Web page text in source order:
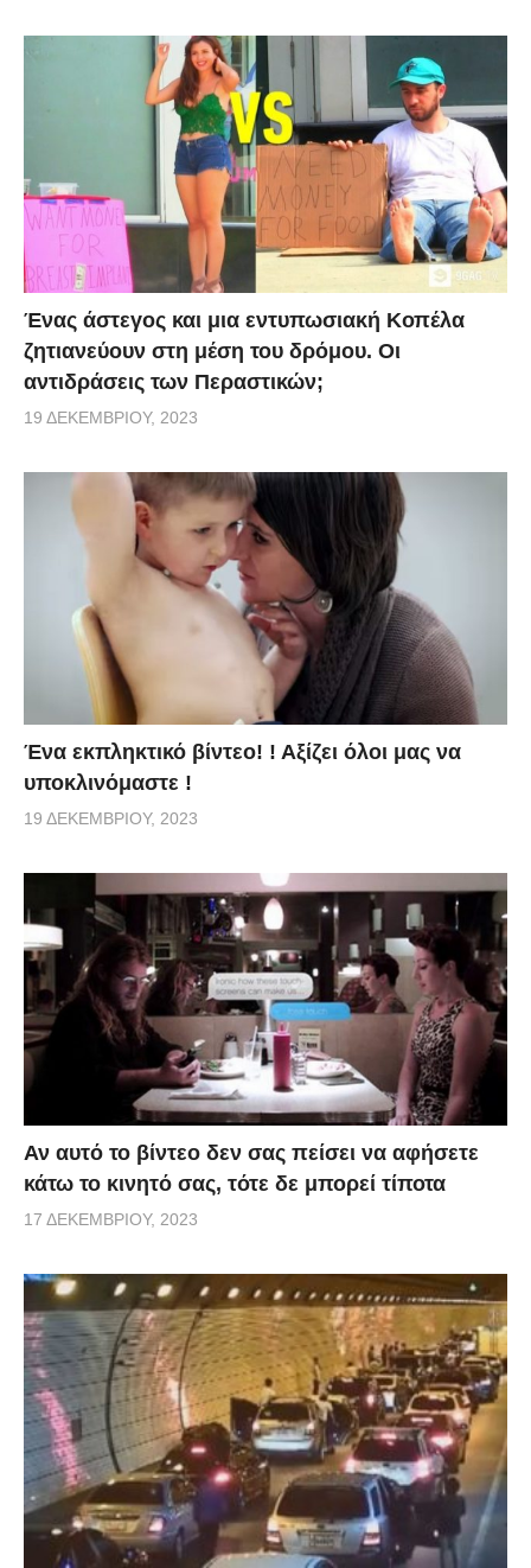
Ένας άστεγος και μια εντυπωσιακή Κοπέλα
ζητιανεύουν στη μέση του δρόμου. Οι
αντιδράσεις των Περαστικών;
19 ΔΕΚΕΜΒΡΊΟΥ, 2023
Ένα εκπληκτικό βίντεο! ! Αξίζει όλοι μας να
υποκλινόμαστε !
19 ΔΕΚΕΜΒΡΊΟΥ, 2023
Αν αυτό το βίντεο δεν σας πείσει να αφήσετε
κάτω το κινητό σας, τότε δε μπορεί τίποτα
17 ΔΕΚΕΜΒΡΊΟΥ, 2023